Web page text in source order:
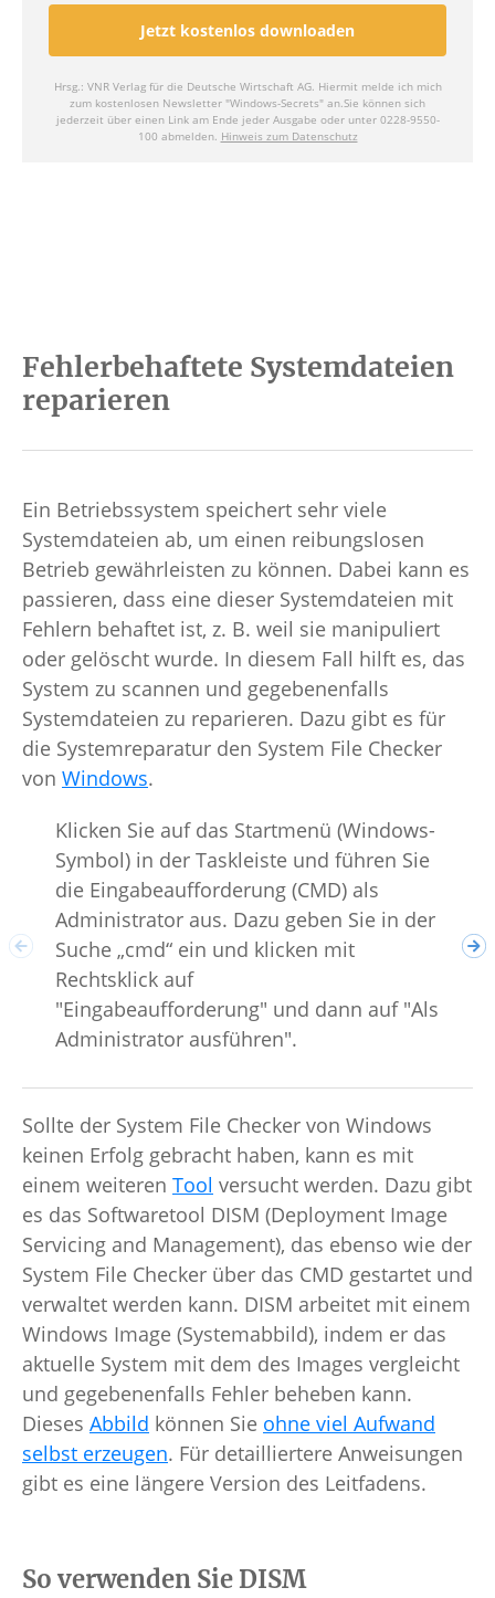
Fehlerbehaftete Systemdateien
reparieren
Ein Betriebssystem speichert sehr viele
Systemdateien ab, um einen reibungslosen
Betrieb gewährleisten zu können. Dabei kann es
passieren, dass eine dieser Systemdateien mit
Fehlern behaftet ist, z. B. weil sie manipuliert
oder gelöscht wurde. In diesem Fall hilft es, das
System zu scannen und gegebenenfalls
Systemdateien zu reparieren. Dazu gibt es für
die Systemreparatur den System File Checker
von Windows.
Klicken Sie auf das Startmenü (Windows-
Symbol) in der Taskleiste und führen Sie
die Eingabeaufforderung (CMD) als
Administrator aus. Dazu geben Sie in der
Suche „cmd“ ein und klicken mit
Rechtsklick auf
"Eingabeaufforderung" und dann auf "Als
Administrator ausführen".
Sollte der System File Checker von Windows
keinen Erfolg gebracht haben, kann es mit
einem weiteren Tool versucht werden. Dazu gibt
es das Softwaretool DISM (Deployment Image
Servicing and Management), das ebenso wie der
System File Checker über das CMD gestartet und
verwaltet werden kann. DISM arbeitet mit einem
Windows Image (Systemabbild), indem er das
aktuelle System mit dem des Images vergleicht
und gegebenenfalls Fehler beheben kann.
Dieses Abbild können Sie ohne viel Aufwand
selbst erzeugen. Für detailliertere Anweisungen
gibt es eine längere Version des Leitfadens.
So verwenden Sie DISM